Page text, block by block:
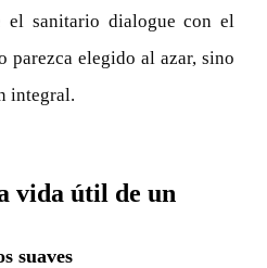
el sanitario dialogue con el
parezca elegido al azar, sino
integral.
vida útil de un
suaves